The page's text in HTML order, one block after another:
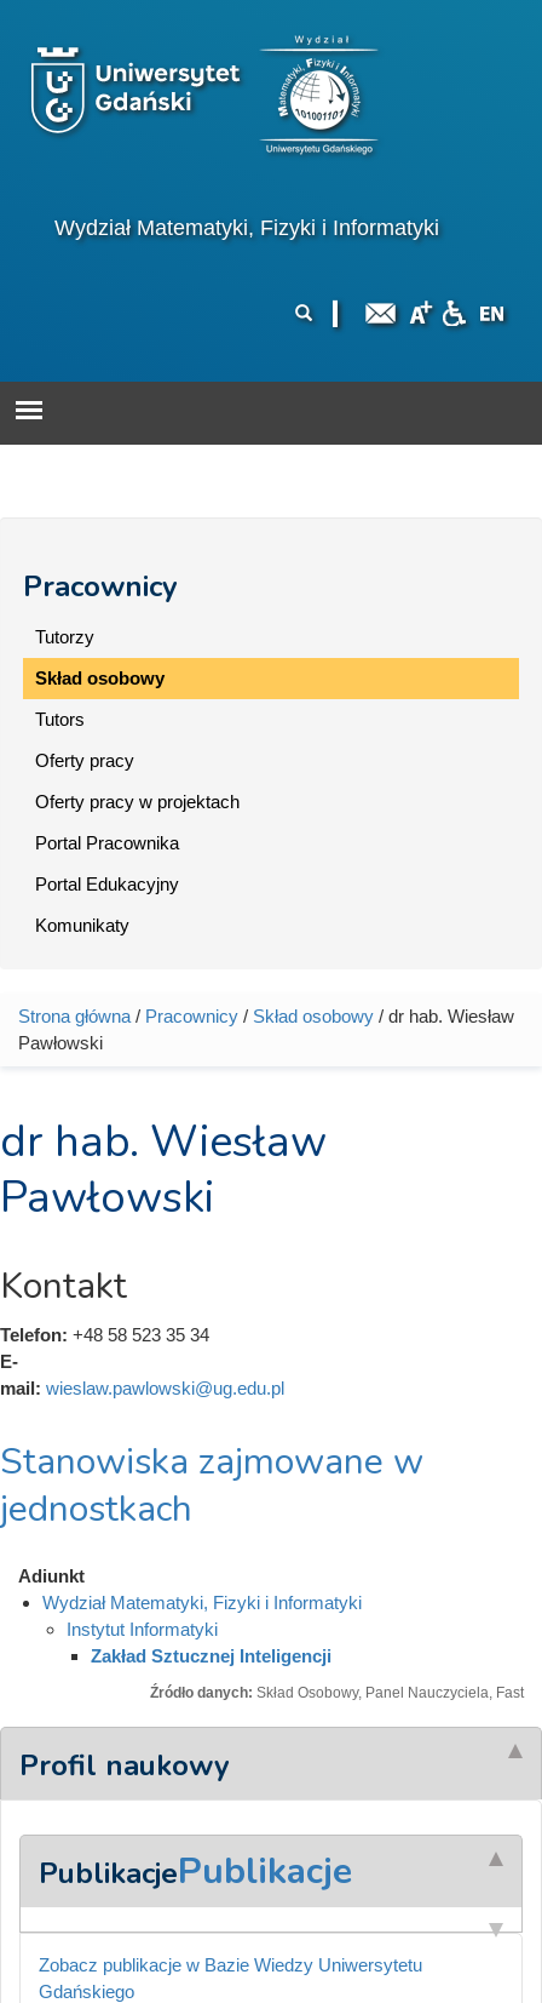
Wydział Matematyki, Fizyki i Informatyki
wyszukiwania
Pracownicy
Tutorzy
Skład osobowy
Tutors
Oferty pracy
Oferty pracy w projektach
Portal Pracownika
Portal Edukacyjny
Komunikaty
Jesteś tutaj
Strona główna / Pracownicy / Skład osobowy / dr hab. Wiesław
Pawłowski
dr hab. Wiesław
Pawłowski
Kontakt
Telefon: +48 58 523 35 34
E-
mail: wieslaw.pawlowski@ug.edu.pl
Stanowiska zajmowane w
jednostkach
Adiunkt
Wydział Matematyki, Fizyki i Informatyki
Instytut Informatyki
Zakład Sztucznej Inteligencji
Źródło danych: Skład Osobowy, Panel Nauczyciela, Fast
Profil naukowy
PublikacjePublikacje
Zobacz publikacje w Bazie Wiedzy Uniwersytetu
Gdańskiego